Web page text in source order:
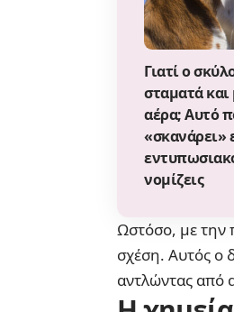
Γιατί ο
σταματά και
αέρα; Αυτό
«σκανάρει»
νομίζεις
Ωστόσο, με την
σχέση. Αυτός ο
αντλώντας από